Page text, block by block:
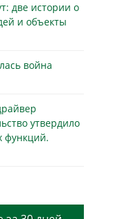
две истории о
и объекты
война
утвердило
функций.